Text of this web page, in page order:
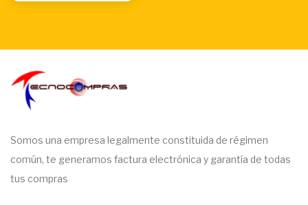
Somos una empresa legalmente constituida de régimen
común, te generamos factura electrónica y garantía de todas
tus compras